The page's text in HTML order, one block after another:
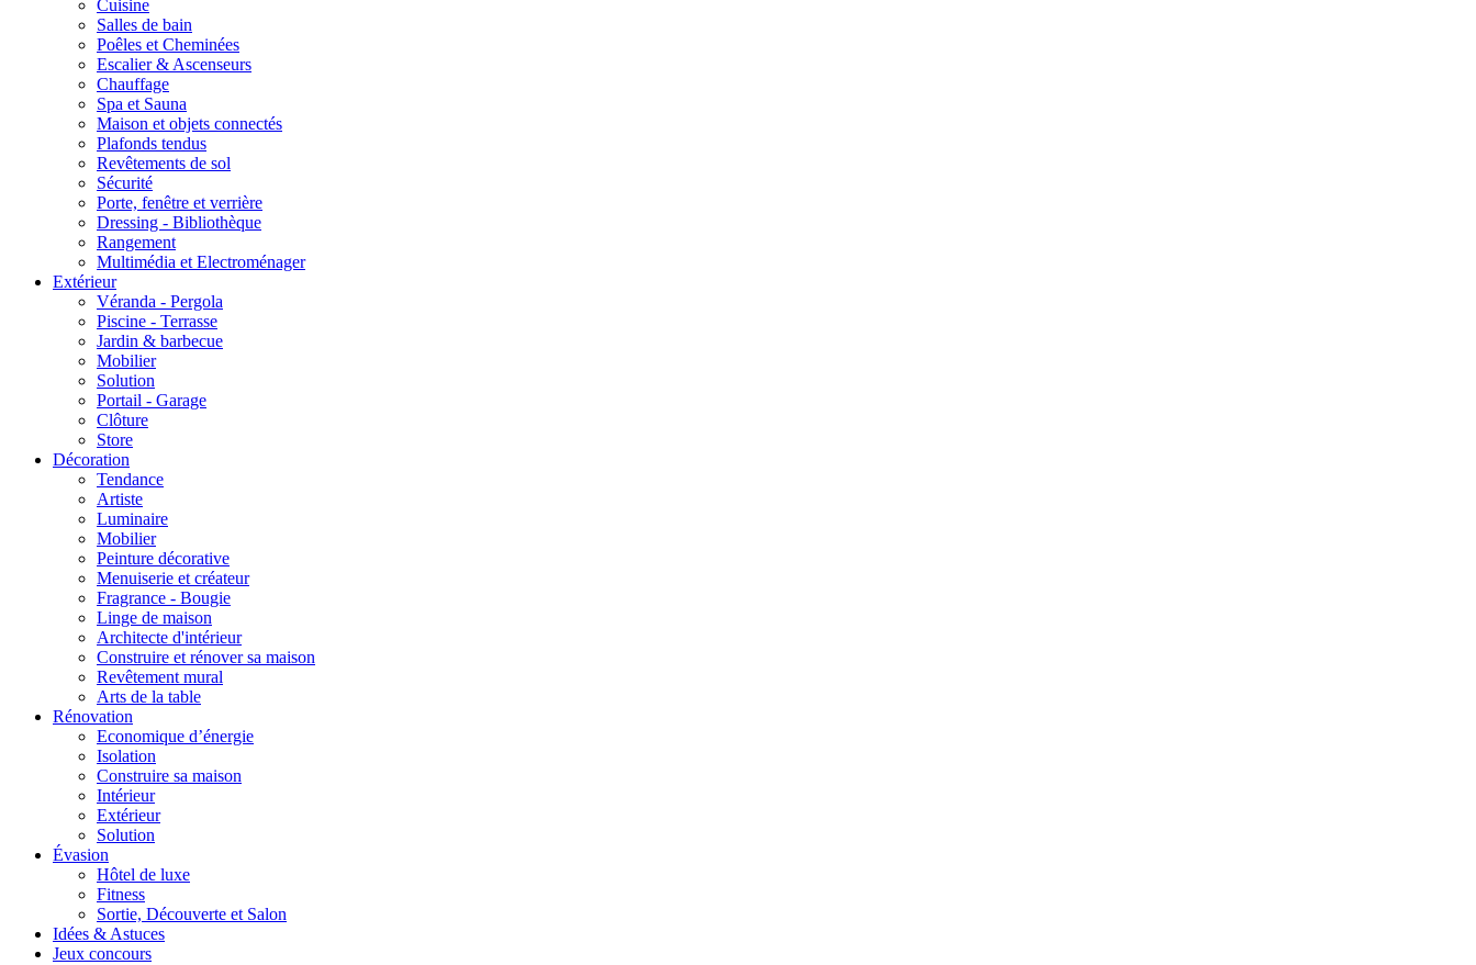
Cuisine
Salles de bain
Poêles et Cheminées
Escalier & Ascenseurs
Chauffage
Spa et Sauna
Maison et objets connectés
Plafonds tendus
Revêtements de sol
Sécurité
Porte, fenêtre et verrière
Dressing - Bibliothèque
Rangement
Multimédia et Electroménager
Extérieur
Véranda - Pergola
Piscine - Terrasse
Jardin & barbecue
Mobilier
Solution
Portail - Garage
Clôture
Store
Décoration
Tendance
Artiste
Luminaire
Mobilier
Peinture décorative
Menuiserie et créateur
Fragrance - Bougie
Linge de maison
Architecte d'intérieur
Construire et rénover sa maison
Revêtement mural
Arts de la table
Rénovation
Economique d’énergie
Isolation
Construire sa maison
Intérieur
Extérieur
Solution
Évasion
Hôtel de luxe
Fitness
Sortie, Découverte et Salon
Idées & Astuces
Jeux concours